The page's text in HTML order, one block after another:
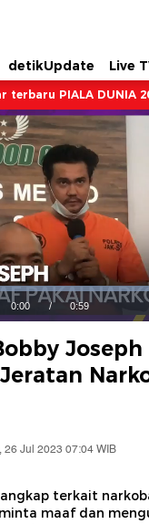
detikUpdate Live
terbaru PIALA DUNIA
Waktu
0:00 / Durasi
0:59
Dimuat:
100.00%
Joseph
Jul 2023 07:04 WIB
terkait
maaf dan